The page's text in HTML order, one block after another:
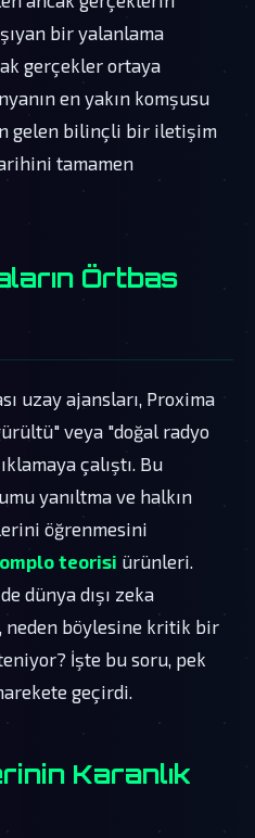
bir yalanlama
gerçekler ortaya
en yakın komşusu
gelen bilinçli bir iletişim
tamamen
Örtbas
uzay ajansları, Proxima
veya "doğal radyo
çalıştı. Bu
yanıltma ve halkın
öğrenmesini
teorisi ürünleri.
dünya dışı zeka
neden böylesine kritik bir
İşte bu soru, pek
geçirdi.
Karanlık